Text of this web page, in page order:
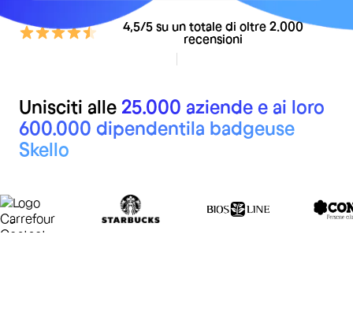
4,5/5 su un totale di oltre 2.000
recensioni
Unisciti alle 25.000 aziende e ai loro
600.000 dipendentila badgeuse
Skello